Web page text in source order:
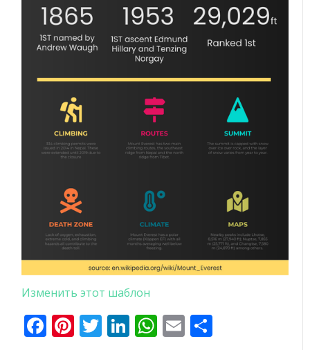
Изменить этот шаблон
Facebook
Pinterest
Twitter
LinkedIn
WhatsApp
Email